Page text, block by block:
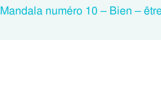
Mandala numéro 10 – Bien –